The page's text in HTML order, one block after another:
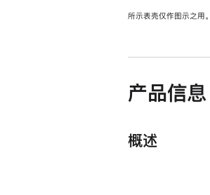
所示表壳仅作图示之用。
产品信息
概述